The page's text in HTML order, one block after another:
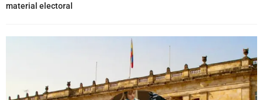
material electoral